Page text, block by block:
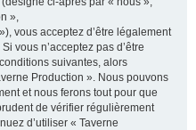
»,
vous acceptez d’être légalement
vous n’acceptez pas d’être
suivantes, alors
Production ». Nous pouvons
et nous ferons tout pour que
de vérifier régulièrement
d’utiliser « Taverne